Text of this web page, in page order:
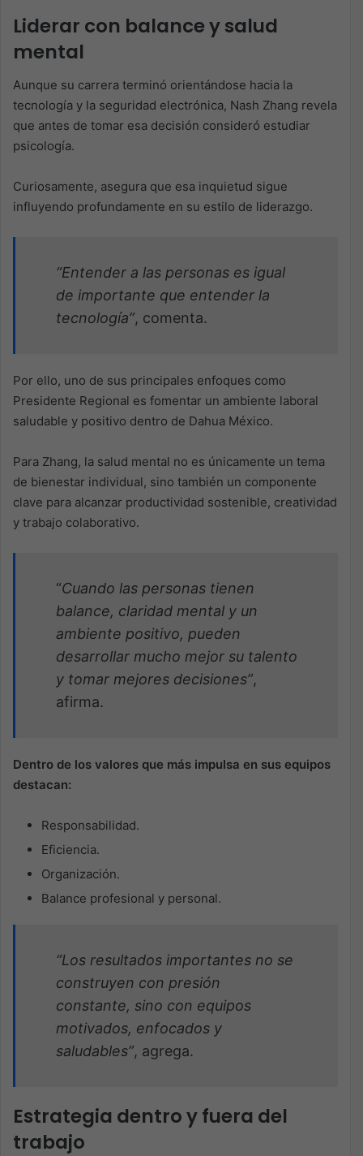
Liderar con balance y salud
mental
Aunque su carrera terminó orientándose hacia la
tecnología y la seguridad electrónica, Nash Zhang revela
que antes de tomar esa decisión consideró estudiar
psicología.
Curiosamente, asegura que esa inquietud sigue
influyendo profundamente en su estilo de liderazgo.
“Entender a las personas es igual
de importante que entender la
tecnología”, comenta.
Por ello, uno de sus principales enfoques como
Presidente Regional es fomentar un ambiente laboral
saludable y positivo dentro de Dahua México.
Para Zhang, la salud mental no es únicamente un tema
de bienestar individual, sino también un componente
clave para alcanzar productividad sostenible, creatividad
y trabajo colaborativo.
“Cuando las personas tienen
balance, claridad mental y un
ambiente positivo, pueden
desarrollar mucho mejor su talento
y tomar mejores decisiones”,
afirma.
Dentro de los valores que más impulsa en sus equipos
destacan:
Responsabilidad.
Eficiencia.
Organización.
Balance profesional y personal.
“Los resultados importantes no se
construyen con presión
constante, sino con equipos
motivados, enfocados y
saludables”, agrega.
Estrategia dentro y fuera del
trabajo